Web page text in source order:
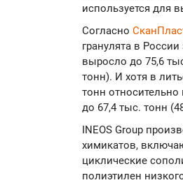
используется для
Согласно
гранулята в
выросло до 75,6
тонн). И хотя в
тонн
до 67,4 тыс. тонн
INEOS Group
химикатов,
циклические
полиэтилен